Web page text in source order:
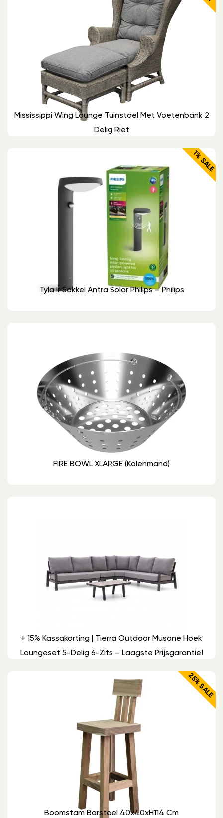
Mississippi Wing Lounge Tuinstoel Met Voetenbank 2
Delig Riet
1% SALE
Tyla Ir Sokkel Antra Solar Philips – Philips
FIRE BOWL XLARGE (Kolenmand)
+ 15% Kassakorting | Tierra Outdoor Musone Hoek
Loungeset 5-Delig 6-Zits – Laagste Prijsgarantie!
25% SALE
Boomstam Barstoel 40x40xH114 Cm